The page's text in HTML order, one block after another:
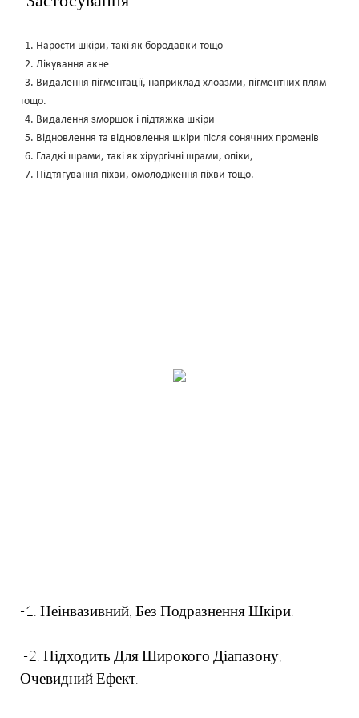
1. Нарости шкіри, такі як бородавки тощо
2. Лікування акне
3. Видалення пігментації, наприклад хлоазми, пігментних плям
тощо.
4. Видалення зморшок і підтяжка шкіри
5. Відновлення та відновлення шкіри після сонячних променів
6. Гладкі шрами, такі як хірургічні шрами, опіки,
7. Підтягування піхви, омолодження піхви тощо.
-1. Неінвазивний, Без Подразнення Шкіри.
-2. Підходить Для Широкого Діапазону,
Очевидний Ефект.